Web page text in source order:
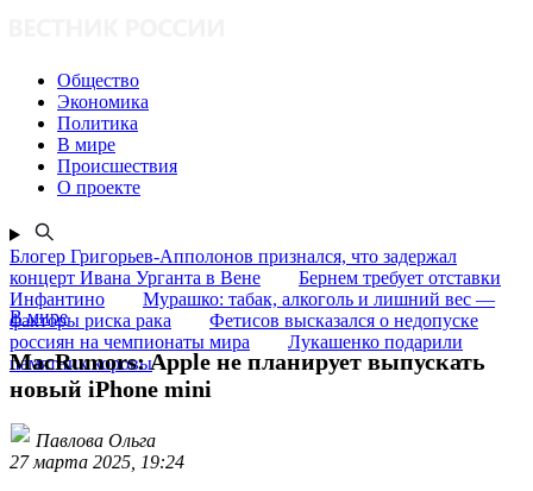
Общество
Экономика
Политика
В мире
Происшествия
О проекте
Блогер Григорьев-Апполонов признался, что задержал
концерт Ивана Урганта в Вене
Бернем требует отставки
Инфантино
Мурашко: табак, алкоголь и лишний вес —
факторы риска рака
Фетисов высказался о недопуске
россиян на чемпионаты мира
Лукашенко подарили
памятник коровы
В мире
MacRumors: Apple не планирует выпускать
новый iPhone mini
Павлова Ольга
27 марта 2025, 19:24